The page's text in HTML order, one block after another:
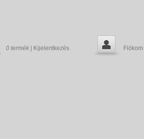
0 termék | Kijelentkezés Fiókom